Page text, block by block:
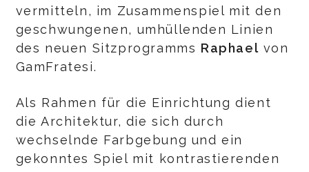
vermitteln, im Zusammenspiel mit den
geschwungenen, umhüllenden Linien
des neuen Sitzprogramms Raphael von
GamFratesi.
Als Rahmen für die Einrichtung dient
die Architektur, die sich durch
wechselnde Farbgebung und ein
gekonntes Spiel mit kontrastierenden